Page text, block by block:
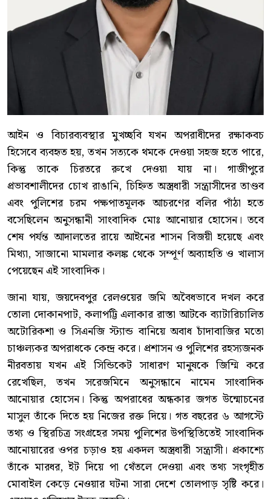
আইন ও বিচারব্যবস্থার মুখচ্ছবি যখন অপরাধীদের রক্ষাকবচ
হিসেবে ব্যবহৃত হয়, তখন সত্যকে থমকে দেওয়া সহজ হতে পারে,
কিন্তু তাকে চিরতরে রুখে দেওয়া যায় না। গাজীপুরে
প্রভাবশালীদের চোখ রাঙানি, চিহ্নিত অস্ত্রধারী সন্ত্রাসীদের তাণ্ডব
এবং পুলিশের চরম পক্ষপাতমূলক আচরণের বলির পাঁঠা হতে
বসেছিলেন অনুসন্ধানী সাংবাদিক মোঃ আনোয়ার হোসেন। তবে
শেষ পর্যন্ত আদালতের রায়ে আইনের শাসন বিজয়ী হয়েছে এবং
মিথ্যা, সাজানো মামলার কলঙ্ক থেকে সম্পূর্ণ অব্যাহতি ও খালাস
পেয়েছেন এই সাংবাদিক।
জানা যায়, জয়দেবপুর রেলওয়ের জমি অবৈধভাবে দখল করে
তোলা দোকানপাট, কলাপট্টি এলাকার রাস্তা আটকে ব্যাটারিচালিত
অটোরিকশা ও সিএনজি স্ট্যান্ড বানিয়ে অবাধ চাঁদাবাজির মতো
চাঞ্চল্যকর অপরাধকে কেন্দ্র করে। প্রশাসন ও পুলিশের রহস্যজনক
নীরবতায় যখন এই সিন্ডিকেট সাধারণ মানুষকে জিম্মি করে
রেখেছিল, তখন সরেজমিনে অনুসন্ধানে নামেন সাংবাদিক
আনোয়ার হোসেন। কিন্তু অপরাধের অন্ধকার জগত উন্মোচনের
মাসুল তাঁকে দিতে হয় নিজের রক্ত দিয়ে। গত বছরের ৬ আগস্টে
তথ্য ও স্থিরচিত্র সংগ্রহের সময় পুলিশের উপস্থিতিতেই সাংবাদিক
আনোয়ারের ওপর চড়াও হয় একদল অস্ত্রধারী সন্ত্রাসী। প্রকাশ্যে
তাঁকে মারধর, ইট দিয়ে পা থেঁতলে দেওয়া এবং তথ্য সংগৃহীত
মোবাইল কেড়ে নেওয়ার ঘটনা সারা দেশে তোলপাড় সৃষ্টি করে।